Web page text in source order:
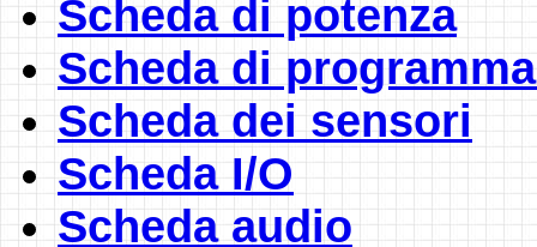
Scheda di potenza
Scheda di
Scheda dei sensori
Scheda I/O
Scheda audio